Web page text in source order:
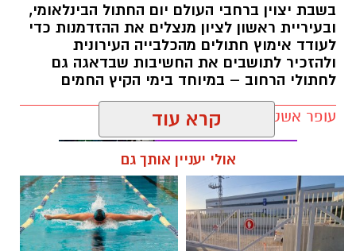
בשבת יצוין ברחבי העולם יום החתול הבינלאומי,
ובעיריית ראשון לציון מנצלים את ההזדמנות כדי
לעודד אימוץ חתולים מהכלבייה העירונית
ולהזכיר לתושבים את החשיבות שבדאגה גם
לחתולי הרחוב – במיוחד בימי הקיץ החמים
עופר אשטוקר / 12:04 07.08.26
תגים:יום החתול הבינלאומי
קרא עוד
אולי יעניין אותך גם